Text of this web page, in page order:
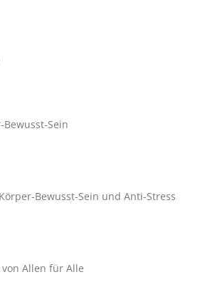
Sein
Bewusst-Sein und Anti-Stress
Allen für Alle